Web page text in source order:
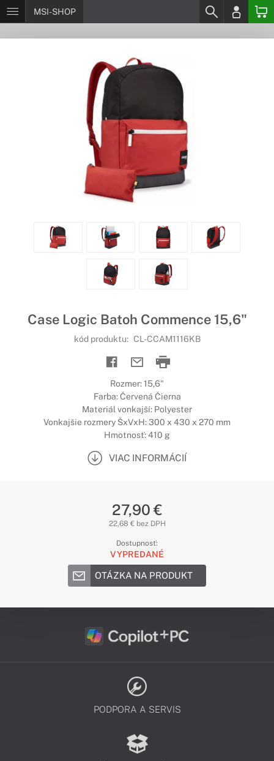
MSI-SHOP
Case Logic Batoh Commence 15,6"
kód produktu: CL-CCAM1116KB
Rozmer: 15,6"
Farba: Červená Čierna
Materiál vonkajší: Polyester
Vonkajšie rozmery ŠxVxH: 300 x 430 x 270 mm
Hmotnosť: 410 g
VIAC INFORMÁCIÍ
27,90 €
22,68 € bez DPH
Dostupnosť:
VYPREDANÉ
OTÁZKA NA PRODUKT
PODPORA A SERVIS